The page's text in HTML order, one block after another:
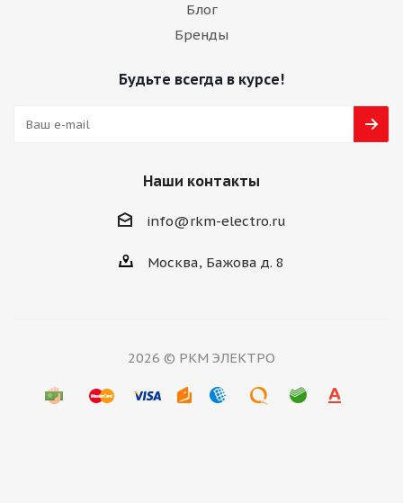
Блог
Бренды
Будьте всегда в курсе!
Наши контакты
info@rkm-electro.ru
Москва, Бажова д. 8
2026 © РКМ ЭЛЕКТРО